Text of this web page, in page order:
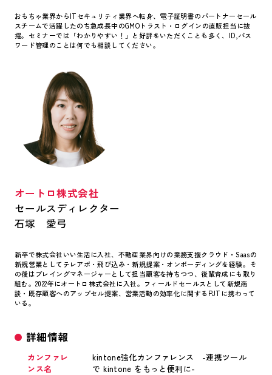
おもちゃ業界からITセキュリティ業界へ転身、電子証明書のパートナーセール
スチームで活躍したのち急成長中のGMOトラスト・ログインの直販担当に抜
擢。セミナーでは「わかりやすい！」と好評をいただくことも多く、ID,パス
ワード管理のことは何でも相談してください。
オートロ株式会社
セールスディレクター
石塚 愛弓
新卒で株式会社いい生活に入社、不動産業界向けの業務支援クラウド・Saasの
新規営業としてテレアポ・飛び込み・新規提案・オンボーディングを経験。そ
の後はプレイングマネージャーとして担当顧客を持ちつつ、後輩育成にも取り
組む。2022年にオートロ株式会社に入社。フィールドセールスとして新規商
談・既存顧客へのアップセル提案、営業活動の効率化に関するPJTに携わって
いる。
詳細情報
カンファレ
ンス名
kintone強化カンファレンス -連携ツール
で kintone をもっと便利に-